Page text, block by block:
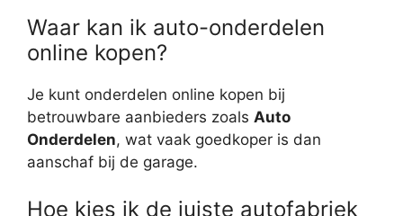
Waar kan ik auto-onderdelen
online kopen?
Je kunt onderdelen online kopen bij
betrouwbare aanbieders zoals Auto
Onderdelen, wat vaak goedkoper is dan
aanschaf bij de garage.
Hoe kies ik de juiste autofabriek